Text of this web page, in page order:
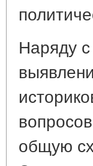
Наряду
общую